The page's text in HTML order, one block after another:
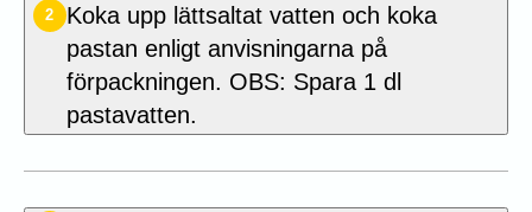
2
Koka upp lättsaltat vatten och koka
pastan enligt anvisningarna på
förpackningen. OBS: Spara 1 dl
pastavatten.